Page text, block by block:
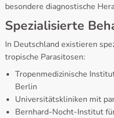
besondere diagnostische
Spezialisierte
In Deutschland existieren
tropische Parasitosen:
Tropenmedizinische
Berlin
Universitätskliniken mit
Bernhard-Nocht-Institut